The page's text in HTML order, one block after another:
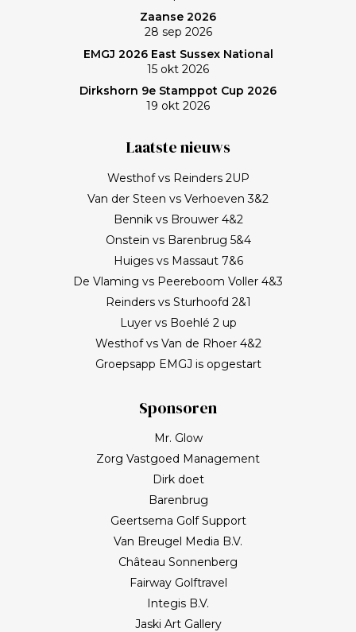
Zaanse 2026
28 sep 2026
EMGJ 2026 East Sussex National
15 okt 2026
Dirkshorn 9e Stamppot Cup 2026
19 okt 2026
Laatste nieuws
Westhof vs Reinders 2UP
Van der Steen vs Verhoeven 3&2
Bennik vs Brouwer 4&2
Onstein vs Barenbrug 5&4
Huiges vs Massaut 7&6
De Vlaming vs Peereboom Voller 4&3
Reinders vs Sturhoofd 2&1
Luyer vs Boehlé 2 up
Westhof vs Van de Rhoer 4&2
Groepsapp EMGJ is opgestart
Sponsoren
Mr. Glow
Zorg Vastgoed Management
Dirk doet
Barenbrug
Geertsema Golf Support
Van Breugel Media B.V.
Château Sonnenberg
Fairway Golftravel
Integis B.V.
Jaski Art Gallery